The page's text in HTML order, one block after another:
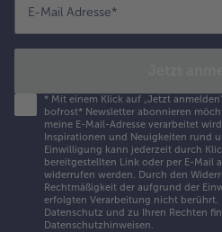
E-Mail Adresse*
* Mit einem Klick auf „Jetzt
bofrost* Newsletter abonnieren
meine E-Mail-Adresse verarbeitet
Inspirationen und Neuigkeiten rund
Einwilligung kann jederzeit durch
bereitgestellten Link oder per E-Mail
widerrufen werden. Durch den
Rechtmäßigkeit der aufgrund der
erfolgten Verarbeitung nicht berührt.
Datenschutz und zu Ihren Rechten
Datenschutzhinweisen.